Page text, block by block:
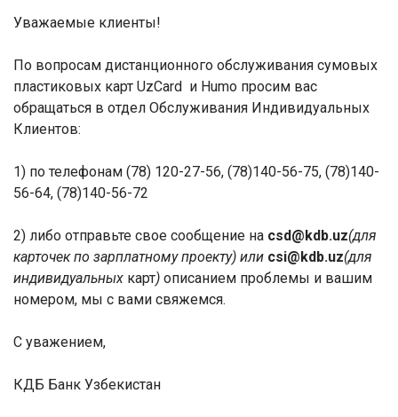
Уважаемые клиенты!
По вопросам дистанционного обслуживания сумовых
пластиковых карт UzCard и Humo просим вас
обращаться в отдел Обслуживания Индивидуальных
Клиентов:
1) по телефонам (78) 120-27-56, (78)140-56-75, (78)140-
56-64, (78)140-56-72
2) либо отправьте свое сообщение на csd@kdb.uz(для
карточек по зарплатному проекту) или сsi@kdb.uz(для
индивидуальных карт) описанием проблемы и вашим
номером, мы с вами свяжемся.
С уважением,
КДБ Банк Узбекистан